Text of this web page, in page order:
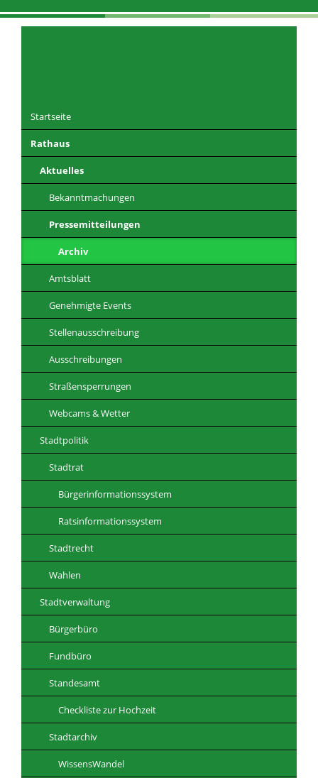
DE EN CZ PL
Startseite
Rathaus
Aktuelles
Bekanntmachungen
Pressemitteilungen
Archiv
Amtsblatt
Genehmigte Events
Stellenausschreibung
Ausschreibungen
Straßensperrungen
Webcams & Wetter
Stadtpolitik
Stadtrat
Bürgerinformationssystem
Ratsinformationssystem
Stadtrecht
Wahlen
Stadtverwaltung
Bürgerbüro
Fundbüro
Standesamt
Checkliste zur Hochzeit
Stadtarchiv
WissensWandel